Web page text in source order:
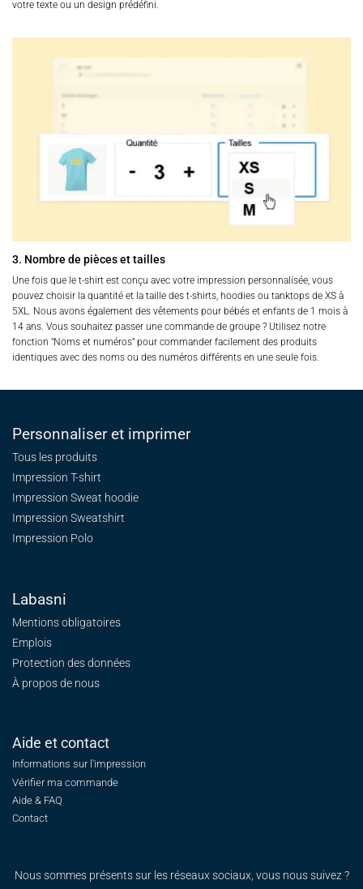
votre texte ou un design prédéfini.
3. Nombre de pièces et tailles
Une fois que le t-shirt est conçu avec votre impression personnalisée, vous
pouvez choisir la quantité et la taille des t-shirts, hoodies ou tanktops de XS à
5XL. Nous avons également des vêtements pour bébés et enfants de 1 mois à
14 ans. Vous souhaitez passer une commande de groupe ? Utilisez notre
fonction "Noms et numéros" pour commander facilement des produits
identiques avec des noms ou des numéros différents en une seule fois.
Personnaliser et imprimer
Tous les produits
Impression T-shirt
Impression Sweat hoodie
Impression Sweatshirt
Impression Polo
Labasni
Mentions obligatoires
Emplois
Protection des données
À propos de nous
Aide et contact
Informations sur l'impression
Vérifier ma commande
Aide & FAQ
Contact
Nous sommes présents sur les réseaux sociaux, vous nous suivez ?